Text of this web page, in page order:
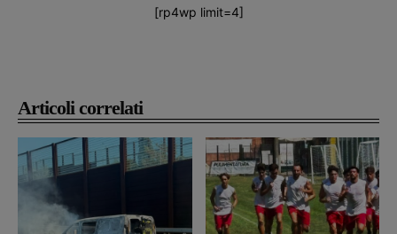
Articoli correlati
[rp4wp limit=4]